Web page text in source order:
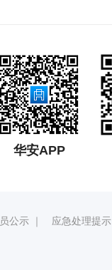
华安APP
公示 ｜ 应急处理提示